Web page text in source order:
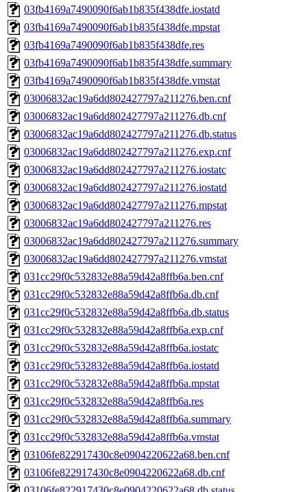
03fb4169a7490090f6ab1b835f438dfe.iostatd
03fb4169a7490090f6ab1b835f438dfe.mpstat
03fb4169a7490090f6ab1b835f438dfe.res
03fb4169a7490090f6ab1b835f438dfe.summary
03fb4169a7490090f6ab1b835f438dfe.vmstat
03006832ac19a6dd802427797a211276.ben.cnf
03006832ac19a6dd802427797a211276.db.cnf
03006832ac19a6dd802427797a211276.db.status
03006832ac19a6dd802427797a211276.exp.cnf
03006832ac19a6dd802427797a211276.iostatc
03006832ac19a6dd802427797a211276.iostatd
03006832ac19a6dd802427797a211276.mpstat
03006832ac19a6dd802427797a211276.res
03006832ac19a6dd802427797a211276.summary
03006832ac19a6dd802427797a211276.vmstat
031cc29f0c532832e88a59d42a8ffb6a.ben.cnf
031cc29f0c532832e88a59d42a8ffb6a.db.cnf
031cc29f0c532832e88a59d42a8ffb6a.db.status
031cc29f0c532832e88a59d42a8ffb6a.exp.cnf
031cc29f0c532832e88a59d42a8ffb6a.iostatc
031cc29f0c532832e88a59d42a8ffb6a.iostatd
031cc29f0c532832e88a59d42a8ffb6a.mpstat
031cc29f0c532832e88a59d42a8ffb6a.res
031cc29f0c532832e88a59d42a8ffb6a.summary
031cc29f0c532832e88a59d42a8ffb6a.vmstat
03106fe822917430c8e0904220622a68.ben.cnf
03106fe822917430c8e0904220622a68.db.cnf